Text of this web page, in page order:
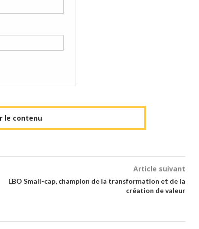
le contenu
Article suivant
LBO Small-cap, champion de la transformation et de la
création de valeur